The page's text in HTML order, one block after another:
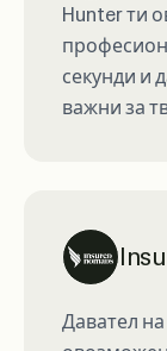
Hunter ти
секунди и
важни за
Давател